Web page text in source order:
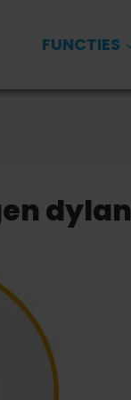
FUNCTIES
dylan